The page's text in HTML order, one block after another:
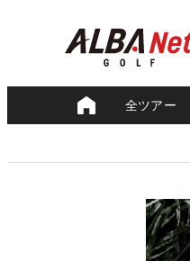
全ツアー